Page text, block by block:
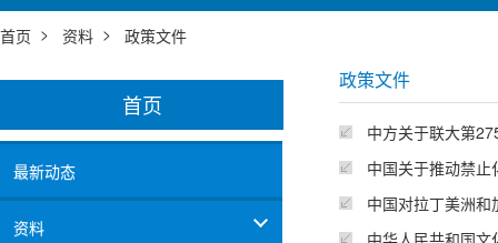
首页 > 资料 > 政策文件
首页
最新动态
资料
政策文件
中方关于联大第
中国关于推动禁
中国对拉丁美洲和